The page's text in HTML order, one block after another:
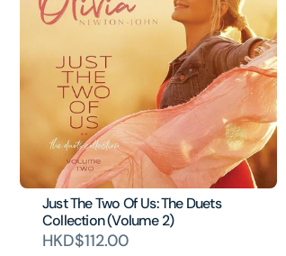
Just The Two Of Us: The Duets
Collection (Volume 2)
HKD$112.00